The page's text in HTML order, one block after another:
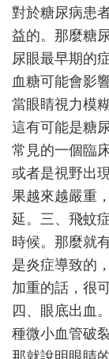
對於糖尿病患
益的。那麼糖
尿眼最早期的
血糖可能會影
當眼睛視力模
這有可能是糖
常見的一個臨
或者是視野出
果越來越嚴重
延。三、飛蚊
時候。那麼就
是炎症導致的
加重的話，很
四、眼底出血
種微小血管破